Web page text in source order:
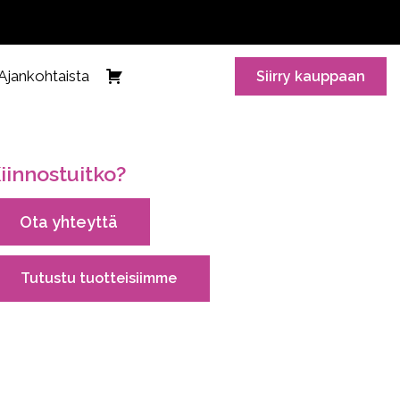
Siirry kauppaan
Ota yhteyttä
Tutustu tuotteisiimme